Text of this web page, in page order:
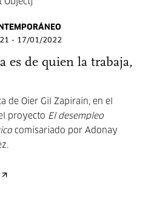
- 17/01/2022
es de quien la trabaja,
de Oier Gil Zapirain, en el
proyecto El desempleo
comisariado por Adonay